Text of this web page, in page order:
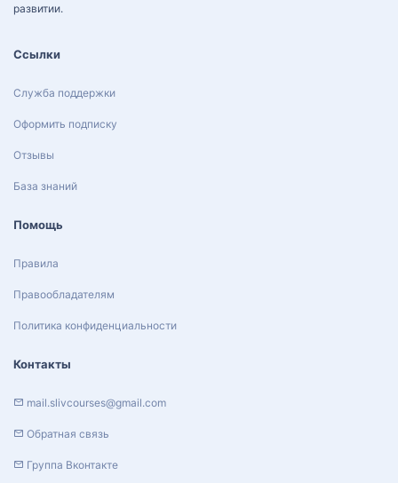
развитии.
Ссылки
Служба поддержки
Оформить подписку
Отзывы
База знаний
Помощь
Правила
Правообладателям
Политика конфиденциальности
Контакты
mail.slivcourses@gmail.com
Обратная связь
Группа Вконтакте